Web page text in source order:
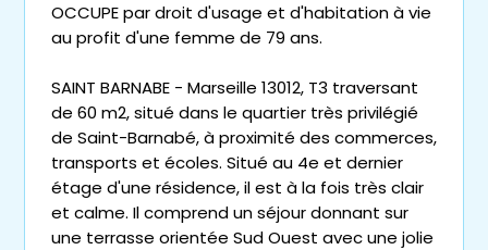
OCCUPE par droit d'usage et d'habitation à vie
au profit d'une femme de 79 ans.
SAINT BARNABE - Marseille 13012, T3 traversant
de 60 m2, situé dans le quartier très privilégié
de Saint-Barnabé, à proximité des commerces,
transports et écoles. Situé au 4e et dernier
étage d'une résidence, il est à la fois très clair
et calme. Il comprend un séjour donnant sur
une terrasse orientée Sud Ouest avec une jolie